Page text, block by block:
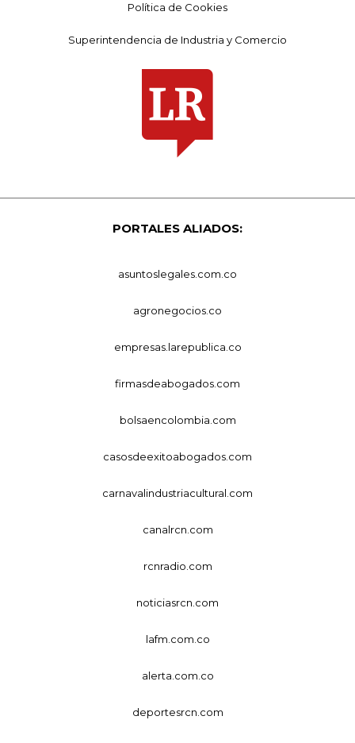
Política de Cookies
Superintendencia de Industria y Comercio
PORTALES ALIADOS:
asuntoslegales.com.co
agronegocios.co
empresas.larepublica.co
firmasdeabogados.com
bolsaencolombia.com
casosdeexitoabogados.com
carnavalindustriacultural.com
canalrcn.com
rcnradio.com
noticiasrcn.com
lafm.com.co
alerta.com.co
deportesrcn.com